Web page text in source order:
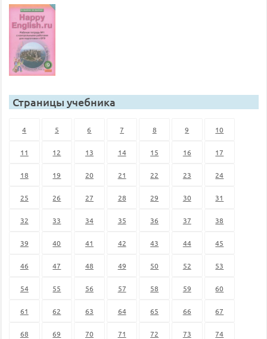
Страницы учебника
4 5 6 7 8 9 10
11 12 13 14 15 16 17
18 19 20 21 22 23 24
25 26 27 28 29 30 31
32 33 34 35 36 37 38
39 40 41 42 43 44 45
46 47 48 49 50 52 53
54 55 56 57 58 59 60
61 62 63 64 65 66 67
68 69 70 71 72 73 74